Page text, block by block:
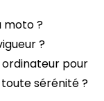
moto ?
?
pour
sérénité ?